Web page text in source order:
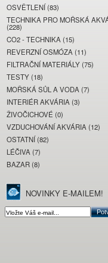
OSVĚTLENÍ (83)
TECHNIKA PRO MOŘSKÁ
(228)
CO2 - TECHNIKA (15)
REVERZNÍ OSMÓZA (11)
FILTRAČNÍ MATERIÁLY (75)
TESTY (18)
MOŘSKÁ SŮL A VODA (7)
INTERIÉR AKVÁRIA (3)
ŽIVOČICHOVÉ (0)
VZDUCHOVÁNÍ AKVÁRIA (12)
OSTATNÍ (82)
LÉČIVA (7)
BAZAR (8)
NOVINKY E-MAILEM!